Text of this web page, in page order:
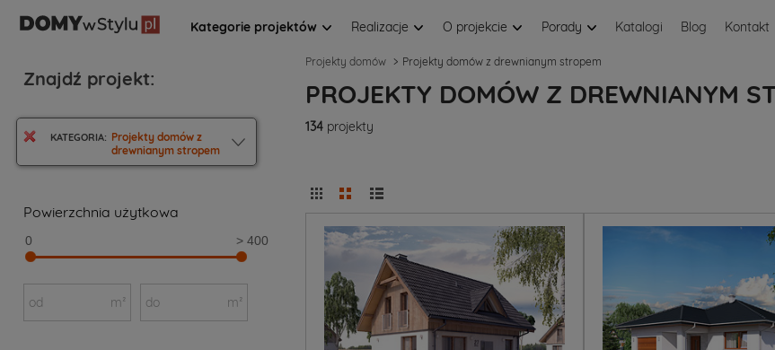
Kategorie projektów Realizacje O projekcie Porady Katalogi Blog Kontakt
Projekty domów Projekty domów z drewnianym stropem
PROJEKTY DOMÓW Z DREWNIANYM
134 projekty
Znajdź projekt:
KATEGORIA: Projekty domów z
drewnianym stropem
Powierzchnia użytkowa
0 > 400
od m² do m²